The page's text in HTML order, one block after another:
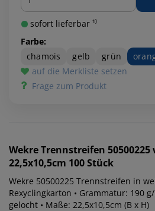
sofort lieferbar ¹⁾
Farbe:
chamois
gelb grün
auf die Merkliste setzen
Frage zum Produkt
WekreTrennstreifen 50500225
22,5x10,5cm 100 Stück
Wekre 50500225 Trennstreifen in
Rexyclingkarton • Grammatur: 190
gelocht • Maße: 22,5x10,5cm (B x H)